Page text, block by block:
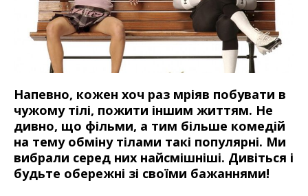
Напевно, кожен хоч раз мріяв побувати в
чужому тілі, пожити іншим життям. Не
дивно, що фільми, а тим більше комедій
на тему обміну тілами такі популярні. Ми
вибрали серед них найсмішніші. Дивіться і
будьте обережні зі своїми бажаннями!